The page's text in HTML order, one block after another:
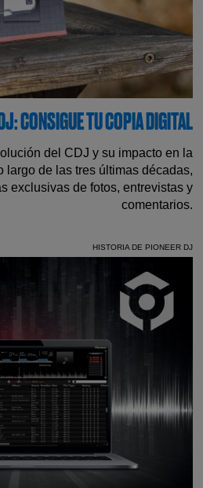
CONSIGUE TU COPIA DIGITAL
del CDJ y su impacto en la
largo de las tres últimas décadas,
exclusivas de fotos, entrevistas y
comentarios.
HISTORIA DE PIONEER DJ